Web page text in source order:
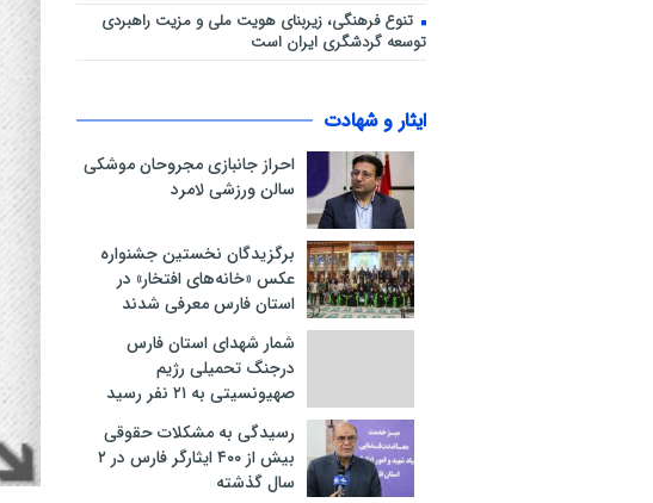
تنوع فرهنگی، زیربنای هویت ملی و مزیت راهبردی
توسعه گردشگری ایران است
ایثار و شهادت
احراز جانبازی مجروحان موشکی
سالن ورزشی لامرد
برگزیدگان نخستین جشنواره
عکس «خانه‌های افتخار» در
استان فارس معرفی شدند
شمار شهدای استان فارس
درجنگ تحمیلی رژیم
صهیونسیتی به ۲۱ نفر رسید
رسیدگی به مشکلات حقوقی
بیش از ۴۰۰ ایثارگر فارس در ۲
سال گذشته